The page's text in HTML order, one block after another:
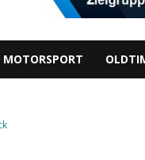
MOTORSPORT